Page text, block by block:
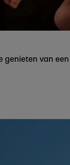
genieten van een